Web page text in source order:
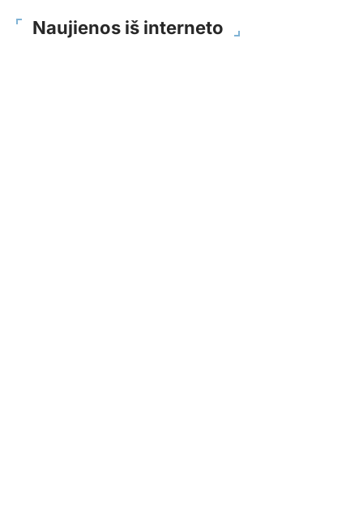
Naujienos iš interneto